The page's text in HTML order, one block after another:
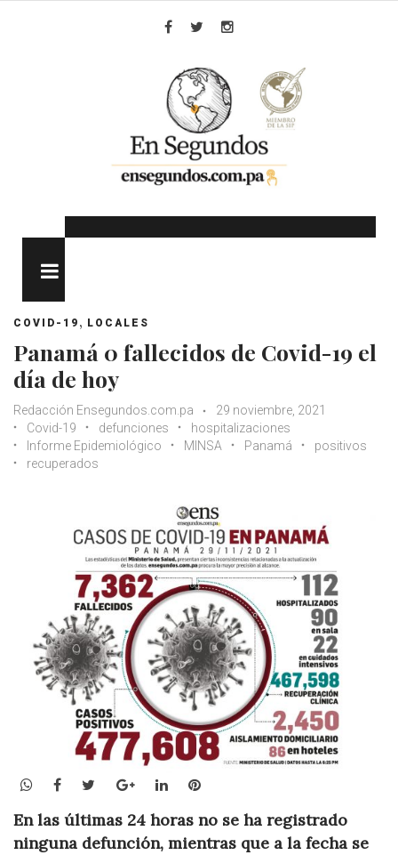
COVID-19 , LOCALES
Panamá 0 fallecidos de Covid-19 el
día de hoy
Redacción Ensegundos.com.pa
29 noviembre, 2021
Covid-19
defunciones
hospitalizaciones
Informe Epidemiológico
MINSA Panamá
positivos
recuperados
WhatsApp
Facebook
TwitterGoogle+LinkedInPinterest
En las últimas 24 horas no se ha registrado
ninguna defunción, mientras que a la fecha se